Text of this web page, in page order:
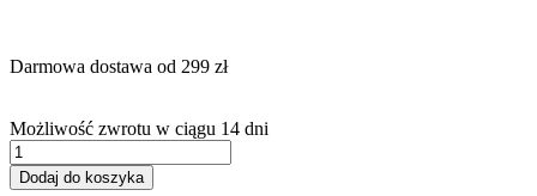
Darmowa dostawa od 299 zł
Możliwość zwrotu w ciągu 14 dni
ilość
Tabliczka
na
Dodaj do koszyka